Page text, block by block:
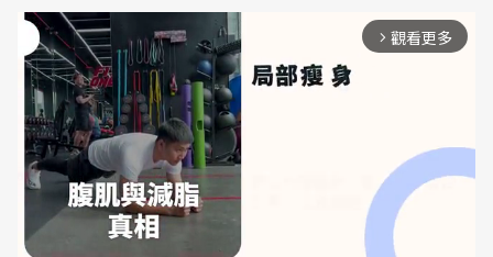
arrow_forward_ios 觀看更多